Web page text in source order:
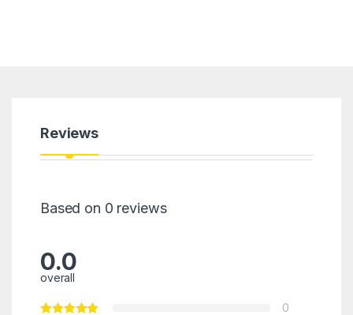
Reviews
Based on 0 reviews
0.0
overall
0